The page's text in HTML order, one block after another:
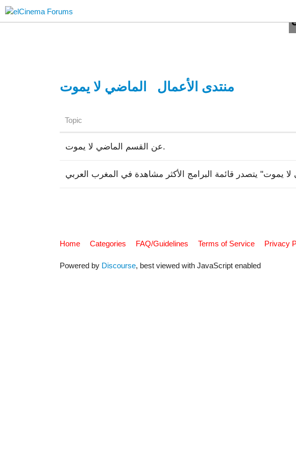
منتدى الأعمال الماضي لا يموت
Topic
عن القسم الماضي لا يموت.
لا يموت" يتصدر قائمة البرامج الأكثر مشاهدة في المغرب العربي
Home Categories FAQ/Guidelines Terms of Service Privacy
Powered by Discourse, best viewed with JavaScript enabled